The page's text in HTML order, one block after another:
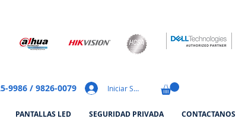
9986 / 9826-0079
PANTALLAS LED SEGURIDAD PRIVADA CONTACTANOS
Iniciar Sesión